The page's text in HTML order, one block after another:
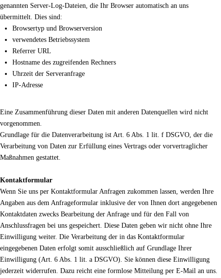
genannten Server-Log-Dateien, die Ihr Browser automatisch an uns
übermittelt. Dies sind:
Browsertyp und Browserversion
verwendetes Betriebssystem
Referrer URL
Hostname des zugreifenden Rechners
Uhrzeit der Serveranfrage
IP-Adresse
Eine Zusammenführung dieser Daten mit anderen Datenquellen wird nicht
vorgenommen.
Grundlage für die Datenverarbeitung ist Art. 6 Abs. 1 lit. f DSGVO, der die
Verarbeitung von Daten zur Erfüllung eines Vertrags oder vorvertraglicher
Maßnahmen gestattet.
Kontaktformular
Wenn Sie uns per Kontaktformular Anfragen zukommen lassen, werden Ihre
Angaben aus dem Anfrageformular inklusive der von Ihnen dort angegebenen
Kontaktdaten zwecks Bearbeitung der Anfrage und für den Fall von
Anschlussfragen bei uns gespeichert. Diese Daten geben wir nicht ohne Ihre
Einwilligung weiter. Die Verarbeitung der in das Kontaktformular
eingegebenen Daten erfolgt somit ausschließlich auf Grundlage Ihrer
Einwilligung (Art. 6 Abs. 1 lit. a DSGVO). Sie können diese Einwilligung
jederzeit widerrufen. Dazu reicht eine formlose Mitteilung per E-Mail an uns.